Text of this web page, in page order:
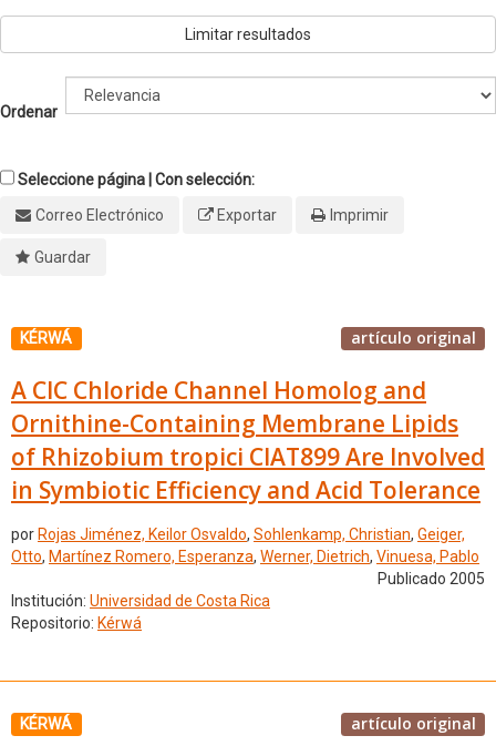
Limitar resultados
Ordenar
Seleccione página | Con selección:
Correo Electrónico
Exportar Imprimir
Guardar
KÉRWÁ artículo original
A ClC Chloride Channel Homolog and
Ornithine-Containing Membrane Lipids
of Rhizobium tropici CIAT899 Are Involved
in Symbiotic Efficiency and Acid Tolerance
por Rojas Jiménez, Keilor Osvaldo, Sohlenkamp, Christian, Geiger,
Otto, Martínez Romero, Esperanza, Werner, Dietrich, Vinuesa, Pablo
Publicado 2005
Institución: Universidad de Costa Rica
Repositorio: Kérwá
KÉRWÁ artículo original